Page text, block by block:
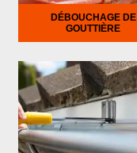
DÉBOUCHAGE DE
GOUTTIÈRE